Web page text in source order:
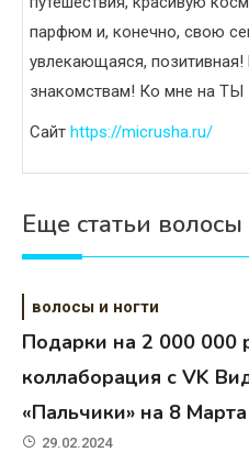
парфюм и, конечно, свою
увлекающаяся,
знакомствам! Ко мне на ТЫ
Сайт https://micrusha.ru/
Еще статьи волосы
волосы и ногти
Подарки на 2 000 000
коллаборация с VK
«Пальчики» на 8 Марта
29.02.2024